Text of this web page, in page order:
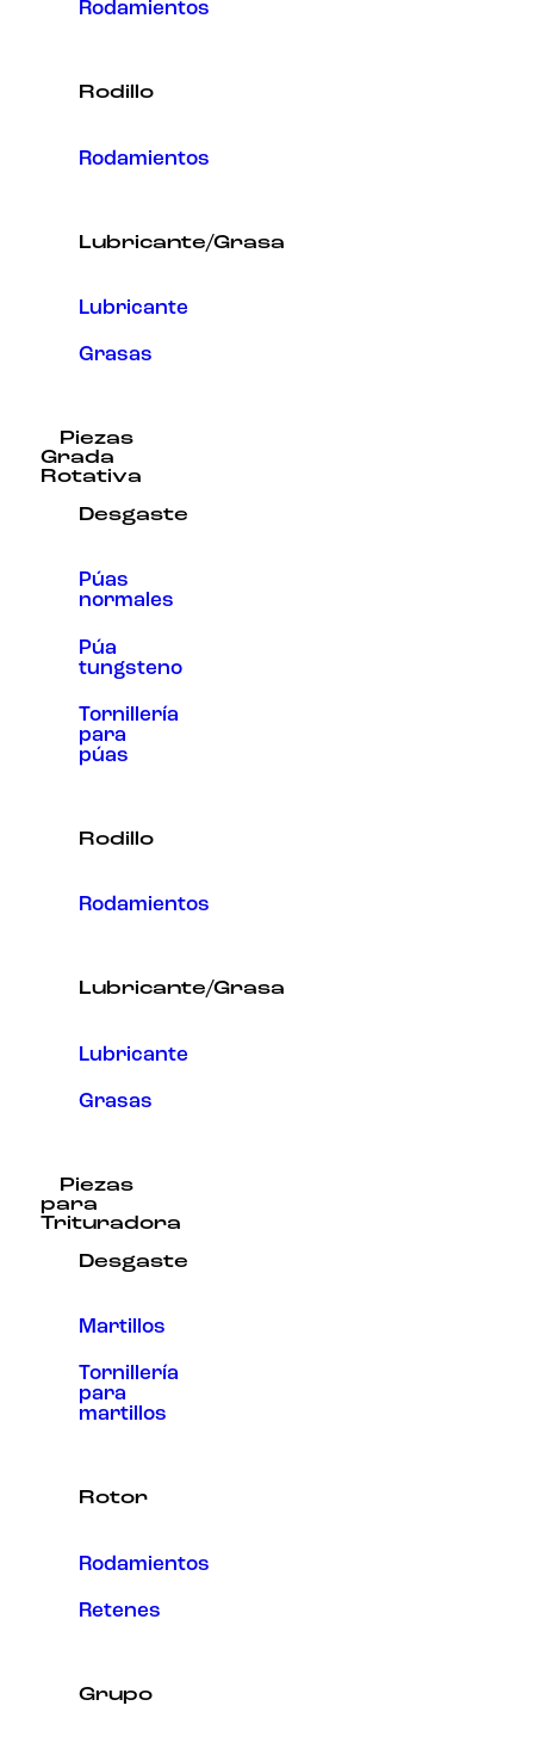
Rodamientos
Rodillo
Rodamientos
Lubricante/Grasa
Lubricante
Grasas
Piezas
Grada
Rotativa
Desgaste
Púas
normales
Púa
tungsteno
Tornillería
para
púas
Rodillo
Rodamientos
Lubricante/Grasa
Lubricante
Grasas
Piezas
para
Trituradora
Desgaste
Martillos
Tornillería
para
martillos
Rotor
Rodamientos
Retenes
Grupo